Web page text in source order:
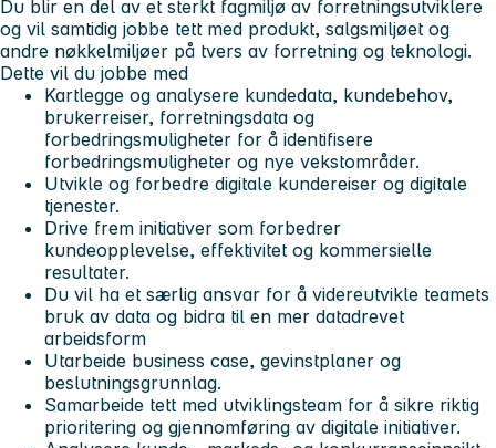
Du blir en del av et sterkt fagmiljø av forretningsutviklere
og vil samtidig jobbe tett med produkt, salgsmiljøet og
andre nøkkelmiljøer på tvers av forretning og teknologi.
Dette vil du jobbe med
Kartlegge og analysere kundedata, kundebehov,
brukerreiser, forretningsdata og
forbedringsmuligheter for å identifisere
forbedringsmuligheter og nye vekstområder.
Utvikle og forbedre digitale kundereiser og digitale
tjenester.
Drive frem initiativer som forbedrer
kundeopplevelse, effektivitet og kommersielle
resultater.
Du vil ha et særlig ansvar for å videreutvikle teamets
bruk av data og bidra til en mer datadrevet
arbeidsform
Utarbeide business case, gevinstplaner og
beslutningsgrunnlag.
Samarbeide tett med utviklingsteam for å sikre riktig
prioritering og gjennomføring av digitale initiativer.